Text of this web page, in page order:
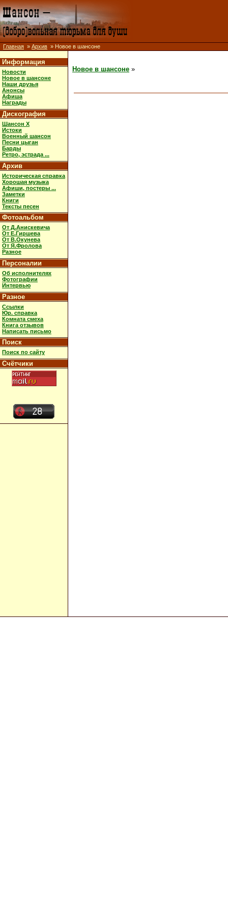
Главная » Архив » Новое в шансоне
Информация
Новости
Новое в шансоне
Наши друзья
Анонсы
Афиша
Награды
Дискография
Шансон X
Истоки
Военный шансон
Песни цыган
Барды
Ретро, эстрада ...
Архив
Историческая справка
Хорошая музыка
Афиши, постеры ...
Заметки
Книги
Тексты песен
Фотоальбом
От Д.Анискевича
От Е.Гиршева
От В.Окунева
От Я.Фролова
Разное
Персоналии
Об исполнителях
Фотографии
Интервью
Разное
Ссылки
Юр. справка
Комната смеха
Книга отзывов
Написать письмо
Поиск
Поиск по сайту
Счётчики
Новое в шансоне »